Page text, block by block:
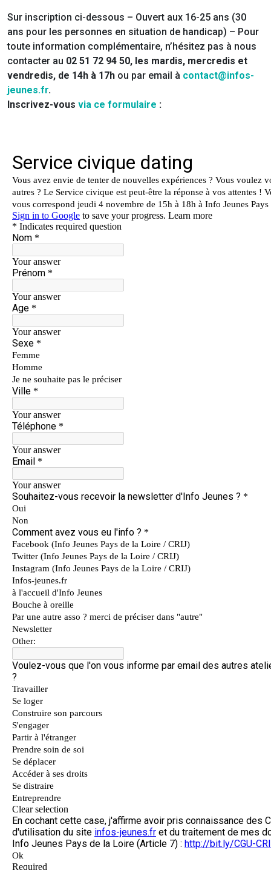
Sur inscription ci-dessous – Ouvert aux 16-25 ans (30
ans pour les personnes en situation de handicap) – Pour
toute information complémentaire, n’hésitez pas à nous
contacter au 02 51 72 94 50, les mardis, mercredis et
vendredis, de 14h à 17h ou par email à contact@infos-
jeunes.fr.
Inscrivez-vous via ce formulaire :